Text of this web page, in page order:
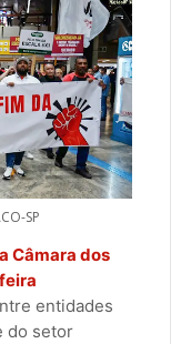
SP
Câmara dos
entidades
do setor